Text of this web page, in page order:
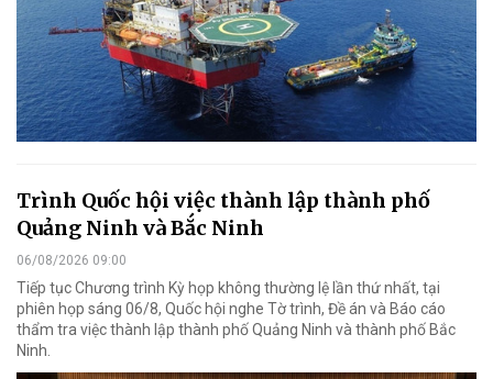
Trình Quốc hội việc thành lập thành phố
Quảng Ninh và Bắc Ninh
06/08/2026 09:00
Tiếp tục Chương trình Kỳ họp không thường lệ lần thứ nhất, tại
phiên họp sáng 06/8, Quốc hội nghe Tờ trình, Đề án và Báo cáo
thẩm tra việc thành lập thành phố Quảng Ninh và thành phố Bắc
Ninh.